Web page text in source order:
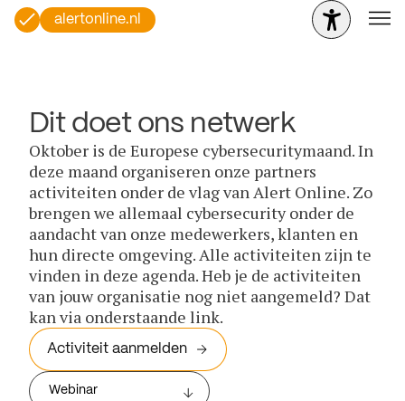
alertonline.nl
Dit doet ons netwerk
Oktober is de Europese cybersecuritymaand. In
deze maand organiseren onze partners
activiteiten onder de vlag van Alert Online. Zo
brengen we allemaal cybersecurity onder de
aandacht van onze medewerkers, klanten en
hun directe omgeving. Alle activiteiten zijn te
vinden in deze agenda. Heb je de activiteiten
van jouw organisatie nog niet aangemeld? Dat
kan via onderstaande link.
Activiteit aanmelden
Webinar